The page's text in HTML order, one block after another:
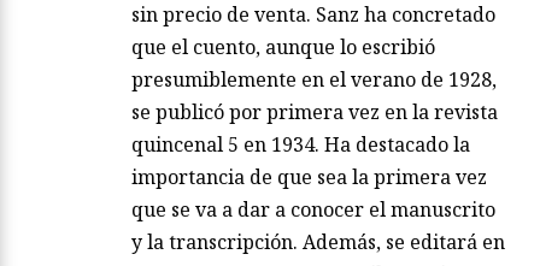
sin precio de venta. Sanz ha concretado
que el cuento, aunque lo escribió
presumiblemente en el verano de 1928,
se publicó por primera vez en la revista
quincenal 5 en 1934. Ha destacado la
importancia de que sea la primera vez
que se va a dar a conocer el manuscrito
y la transcripción. Además, se editará en